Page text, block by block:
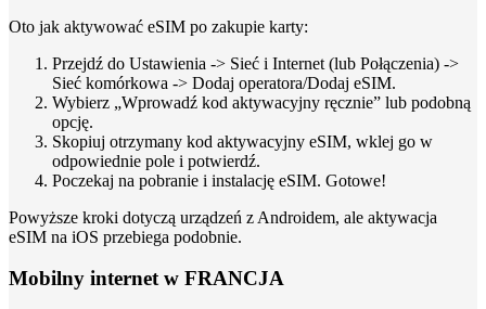
Oto jak aktywować eSIM po zakupie karty:
Przejdź do Ustawienia -> Sieć i Internet (lub Połączenia) ->
Sieć komórkowa -> Dodaj operatora/Dodaj eSIM.
Wybierz „Wprowadź kod aktywacyjny ręcznie” lub podobną
opcję.
Skopiuj otrzymany kod aktywacyjny eSIM, wklej go w
odpowiednie pole i potwierdź.
Poczekaj na pobranie i instalację eSIM. Gotowe!
Powyższe kroki dotyczą urządzeń z Androidem, ale aktywacja
eSIM na iOS przebiega podobnie.
Mobilny internet w FRANCJA